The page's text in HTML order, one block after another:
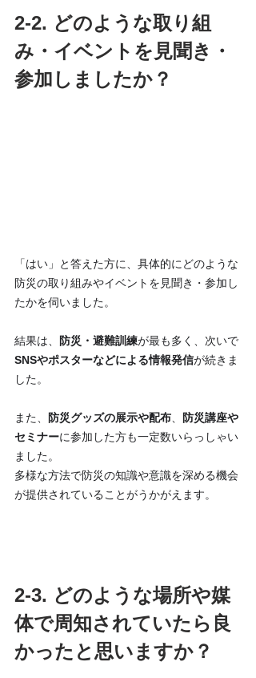
2-2. どのような取り組
み・イベントを見聞き・
参加しましたか？
「はい」と答えた方に、具体的にどのような
防災の取り組みやイベントを見聞き・参加し
たかを伺いました。
結果は、 防災・避難訓練が最も多く、次いで
SNSやポスターなどによる情報発信が続きま
した。
また、 防災グッズの展示や配布
防災講座や
セミナーに参加した方も一定数いらっしゃい
ました。
多様な方法で防災の知識や意識を深める機会
が提供されていることがうかがえます。
2-3. どのような場所や媒
体で周知されていたら良
かったと思いますか？